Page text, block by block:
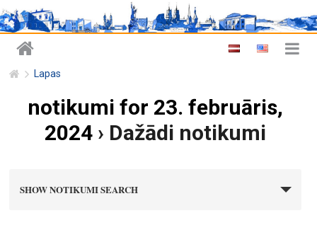
Lapas
notikumi for 23. februāris,
2024 › Dažādi notikumi
SHOW NOTIKUMI SEARCH